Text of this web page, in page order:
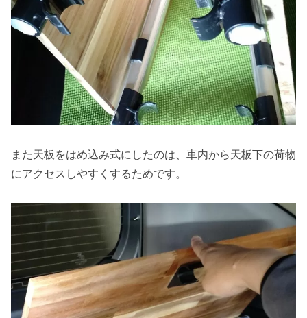
また天板をはめ込み式にしたのは、車内から天板下の荷物
にアクセスしやすくするためです。